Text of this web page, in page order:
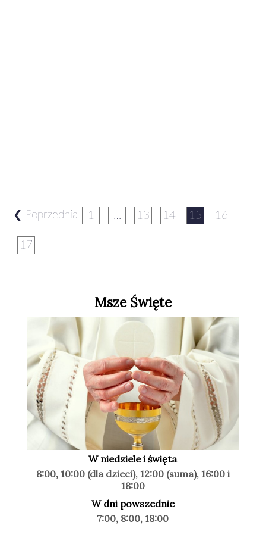
❮ Poprzednia 1 … 13 14 15 16
17
Msze Święte
W niedziele i święta
8:00, 10:00 (dla dzieci), 12:00 (suma), 16:00 i
18:00
W dni powszednie
7:00, 8:00, 18:00